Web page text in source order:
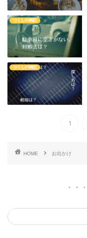
つくしの雑記
つくしの雑記
1
HOME お出かけ